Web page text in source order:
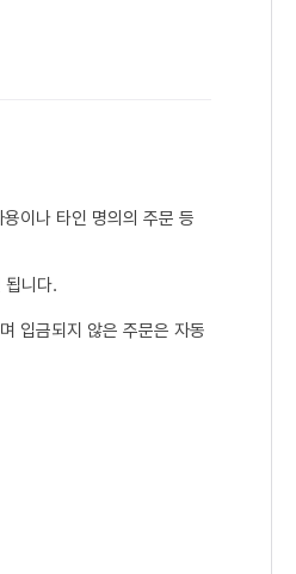
이나 타인 명의의 주문 등
됩니다.
입금되지 않은 주문은 자동